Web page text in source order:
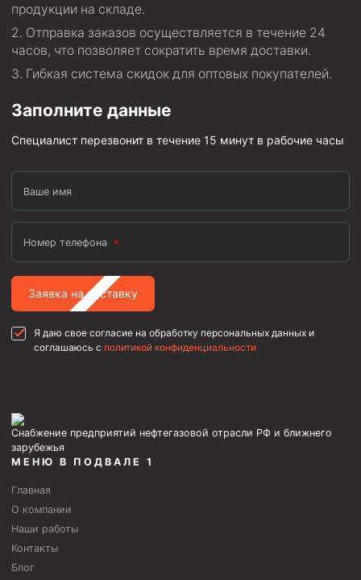
продукции на складе.
Отправка заказов осуществляется в течение 24
часов, что позволяет сократить время доставки.
Гибкая система скидок для оптовых покупателей.
Заполните данные
Специалист перезвонит в течение 15 минут в рабочие часы
Ваше имя
Номер телефона
Заявка на поставку
Я даю свое согласие на обработку персональных данных и
соглашаюсь с политикой конфиденциальности
Снабжение предприятий нефтегазовой отрасли РФ и ближнего
зарубежья
МЕНЮ В ПОДВАЛЕ 1
Главная
О компании
Наши работы
Контакты
Блог